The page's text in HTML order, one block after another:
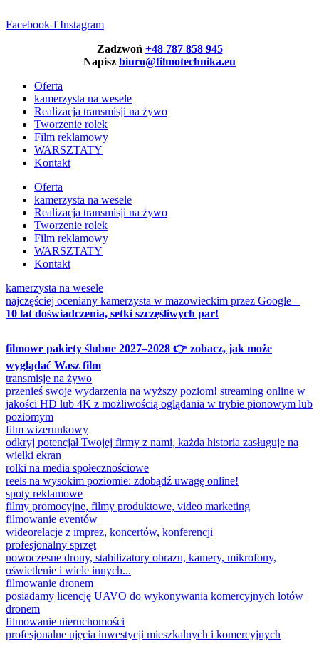
Facebook-f Instagram
Zadzwoń +48 787 858 945
Napisz biuro@filmotechnika.eu
Oferta
kamerzysta na wesele
Realizacja transmisji na żywo
Tworzenie rolek
Film reklamowy
WARSZTATY
Kontakt
Oferta
kamerzysta na wesele
Realizacja transmisji na żywo
Tworzenie rolek
Film reklamowy
WARSZTATY
Kontakt
kamerzysta na wesele
najczęściej oceniany kamerzysta w mazowieckim przez Google –
10 lat doświadczenia, setki szczęśliwych par!
filmowe pakiety ślubne 2027–2028 👉 zobacz, jak może
wyglądać Wasz film
transmisje na żywo
przenieś swoje wydarzenia na wyższy poziom! streaming online w
jakości HD lub 4K z możliwością oglądania w trybie pionowym lub
poziomym
film wizerunkowy
odkryj potencjał Twojej firmy z nami, każda historia zasługuje na
wielki ekran
rolki na media społecznościowe
reels na wysokim poziomie: zdobądź uwagę online!
spoty reklamowe
filmy promocyjne, filmy produktowe, video marketing
filmowanie eventów
wideorelacje z imprez, koncertów, konferencji
profesjonalny sprzęt
nowoczesne drony, stabilizatory obrazu, kamery, mikrofony,
oświetlenie i wiele innych...
filmowanie dronem
posiadamy licencję UAVO do wykonywania komercyjnych lotów
dronem
filmowanie nieruchomości
profesjonalne ujęcia inwestycji mieszkalnych i komercyjnych